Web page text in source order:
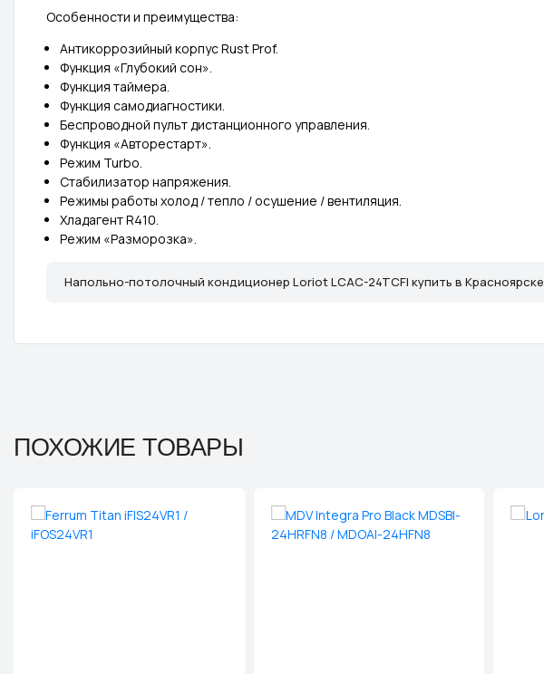
Особенности и преимущества:
Антикоррозийный корпус Rust Prof.
Функция «Глубокий сон».
Функция таймера.
Функция самодиагностики.
Беспроводной пульт дистанционного управления.
Функция «Авторестарт».
Режим Turbo.
Стабилизатор напряжения.
Режимы работы холод / тепло / осушение / вентиляция.
Хладагент R410.
Режим «Разморозка».
Напольно-потолочный кондиционер Loriot LCAC-24TCFI купить в Красноярске
ПОХОЖИЕ ТОВАРЫ